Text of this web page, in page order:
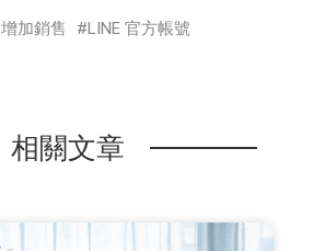
增加銷售 LINE 官方帳號
相關文章